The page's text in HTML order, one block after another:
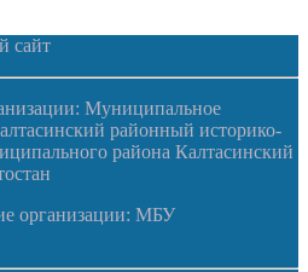
сайт
Муниципальное
районный историко-
района Калтасинский
организации: МБУ